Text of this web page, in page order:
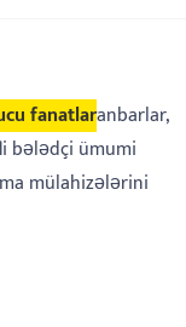
fanatlaranbarlar,
bələdçi ümumi
mülahizələrini